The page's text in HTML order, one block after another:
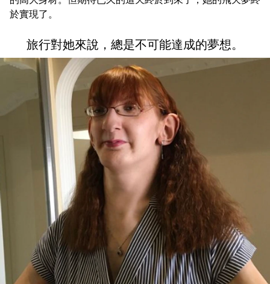
於實現了。
旅行對她來說，總是不可能達成的夢想。